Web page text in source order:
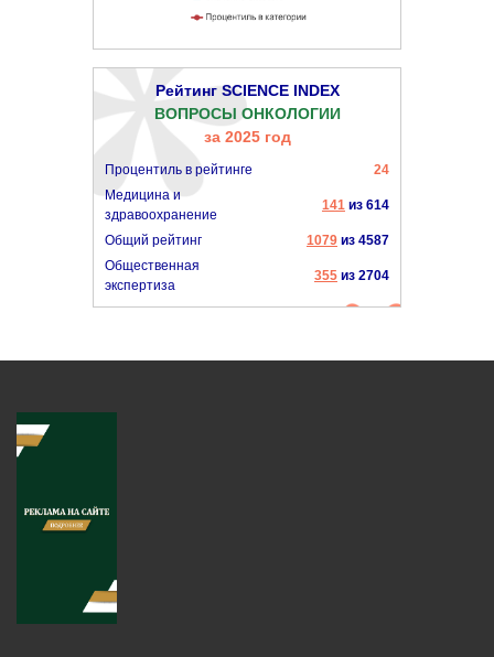
Рейтинг SCIENCE INDEX
ВОПРОСЫ ОНКОЛОГИИ
за 2025 год
Процентиль в рейтинге
24
Медицина и
здравоохранение
141 из 614
Общий рейтинг 1079из 4587
Общественная
экспертиза
355из 2704